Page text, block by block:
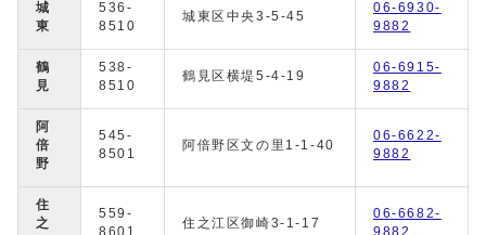
城
東
536-
8510
城東区中央3-5-45
06-6930-
9882
鶴
見
538-
8510
鶴見区横堤5-4-19
06-6915-
9882
阿
倍
野
545-
8501
阿倍野区文の里1-1-40
06-6622-
9882
住
之
559-
8601
住之江区御崎3-1-17
06-6682-
9882